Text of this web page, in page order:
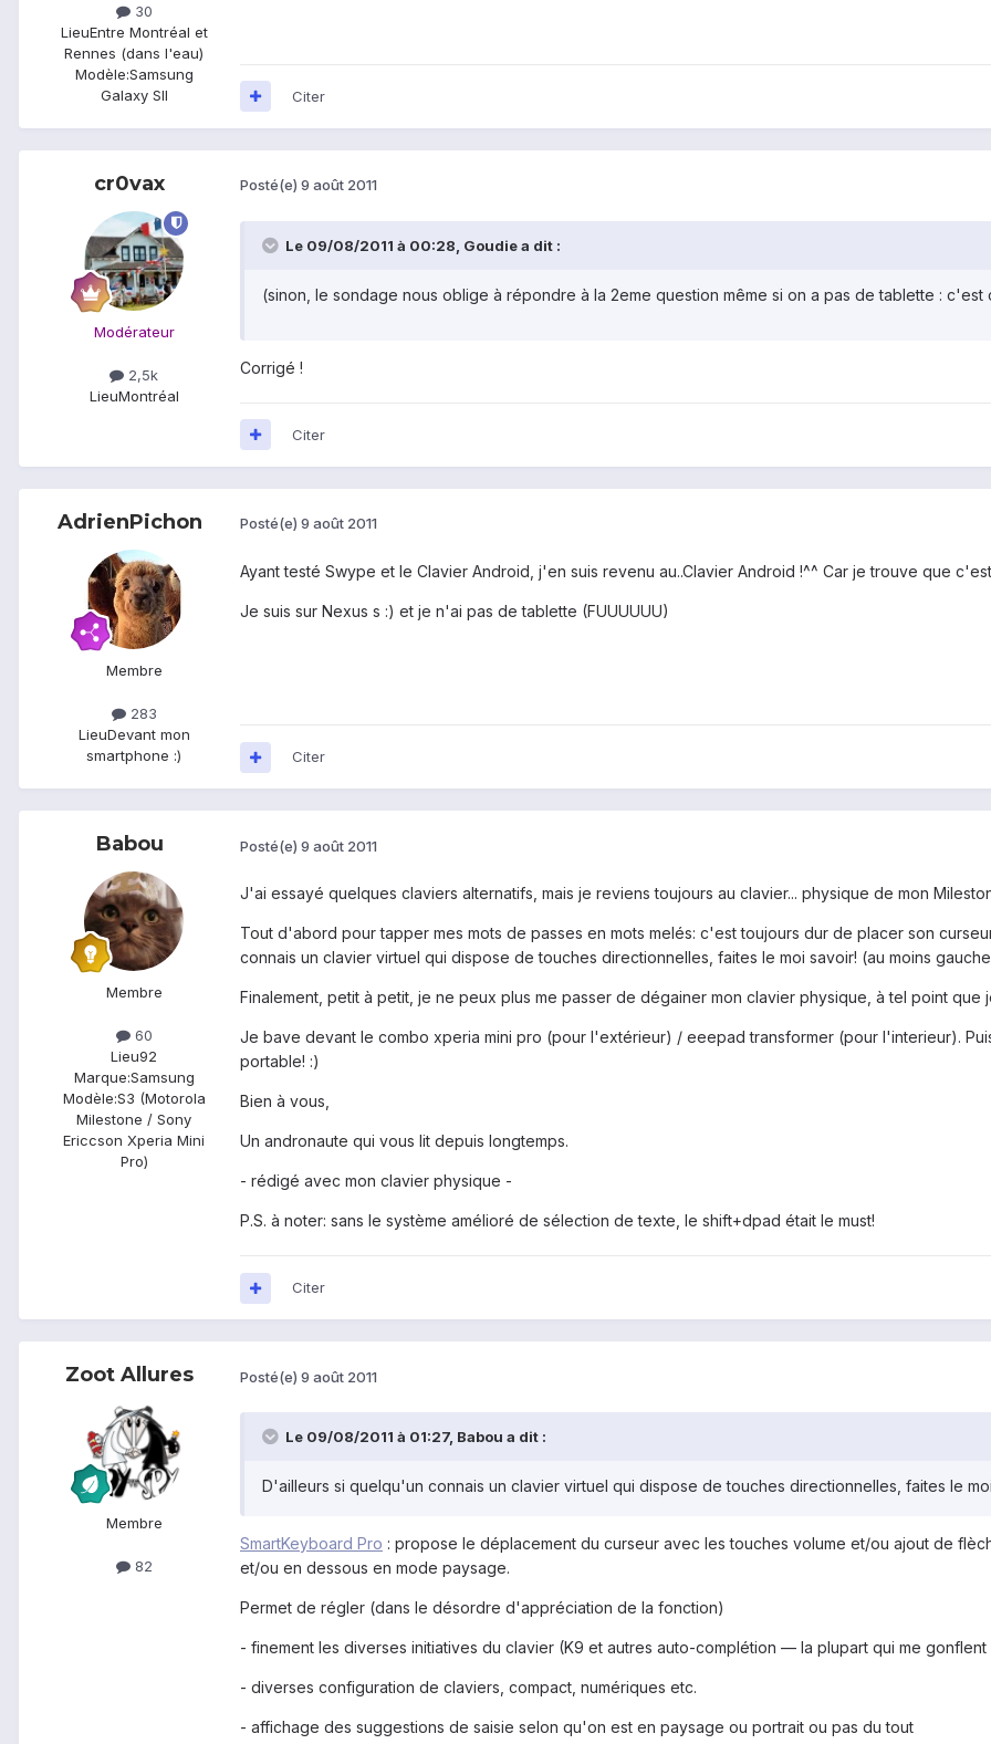
30
LieuEntre Montréal et
Rennes (dans l'eau)
Modèle:Samsung
Galaxy SII
Citer
cr0vax
Modérateur
2,5k
LieuMontréal
Posté(e) 9 août 2011
Le 09/08/2011 à 00:28, Goudie a dit :
(sinon, le sondage nous oblige à répondre à la 2eme question même si on a pas de tablette : c'est
Corrigé !
Citer
AdrienPichon
Membre
283
LieuDevant mon
smartphone :)
Posté(e) 9 août 2011
Ayant testé Swype et le Clavier Android, j'en suis revenu au..Clavier Android !^^ Car je trouve que
Je suis sur Nexus s :) et je n'ai pas de tablette (FUUUUUU)
Citer
Babou
Membre
60
Lieu92
Marque:Samsung
Modèle:S3 (Motorola
Milestone / Sony
Ericcson Xperia Mini
Pro)
Posté(e) 9 août 2011
J'ai essayé quelques claviers alternatifs, mais je reviens toujours au clavier... physique de mon
Tout d'abord pour tapper mes mots de passes en mots melés: c'est toujours dur de placer son
connais un clavier virtuel qui dispose de touches directionnelles, faites le moi savoir! (au moins
Finalement, petit à petit, je ne peux plus me passer de dégainer mon clavier physique, à tel point
Je bave devant le combo xperia mini pro (pour l'extérieur) / eeepad transformer (pour l'interieur).
portable! :)
Bien à vous,
Un andronaute qui vous lit depuis longtemps.
- rédigé avec mon clavier physique -
P.S. à noter: sans le système amélioré de sélection de texte, le shift+dpad était le must!
Citer
Zoot Allures
Membre
82
Posté(e) 9 août 2011
Le 09/08/2011 à 01:27, Babou a dit :
D'ailleurs si quelqu'un connais un clavier virtuel qui dispose de touches directionnelles, faites le
SmartKeyboard Pro : propose le déplacement du curseur avec les touches volume et/ou ajout de
et/ou en dessous en mode paysage.
Permet de régler (dans le désordre d'appréciation de la fonction)
- finement les diverses initiatives du clavier (K9 et autres auto-complétion — la plupart qui me gonflent
- diverses configuration de claviers, compact, numériques etc.
- affichage des suggestions de saisie selon qu'on est en paysage ou portrait ou pas du tout